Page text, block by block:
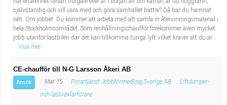
självständig och vill vara med och göra samhället bättre? Då har du hamnat
rätt. Om jobbet: Du kommer att arbeta med att samla in återvinningsmaterial i
hela Stockholmsområdet. Som renhållningschaufför förekommer även mycket
jobb utanför lastbilen där det kan tillkomma tunga lyft vilket kräver att du är...
Visa mer
CE-chaufför till N-G Larsson Åkeri AB
Ansök Mar 15 Förartjänst Jobbförmedling Sverige AB
Liftdumper-
och lastväxlarförare